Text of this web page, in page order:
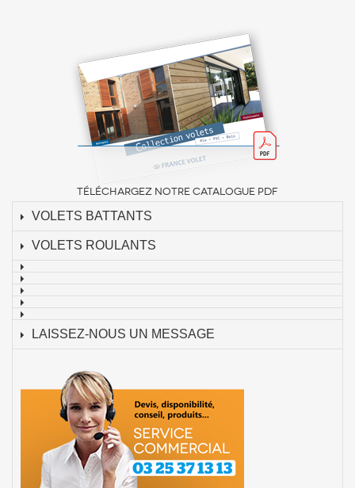
TÉLÉCHARGEZ NOTRE CATALOGUE PDF
VOLETS BATTANTS
VOLETS ROULANTS
LAISSEZ-NOUS UN MESSAGE